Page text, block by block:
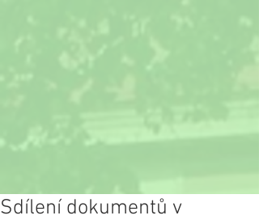
Sdílení dokumentů v